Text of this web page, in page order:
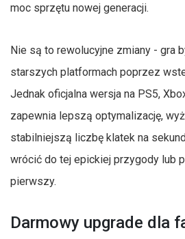
moc sprzętu nowej generacji.
Nie są to rewolucyjne zmiany - gra
starszych platformach poprzez
Jednak oficjalna wersja na PS5,
zapewnia lepszą optymalizację,
stabilniejszą liczbę klatek na
wrócić do tej epickiej przygody lub
pierwszy.
Darmowy upgrade dla